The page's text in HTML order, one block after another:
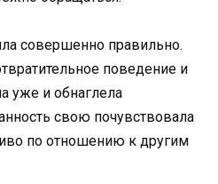
совершенно правильно.
поведение и
уже и обнаглела
свою почувствовала
по отношению к другим